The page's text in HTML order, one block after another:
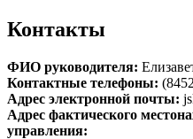
Контакты
ФИО руководителя:
Контактные телефоны:
Адрес электронной почты:
Адрес фактического
управления: